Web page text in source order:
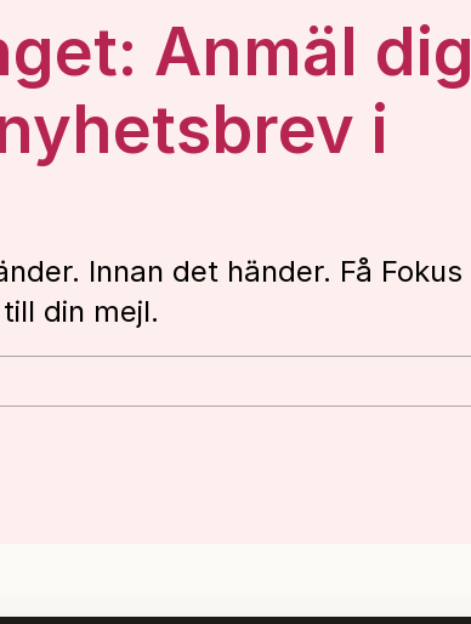
Anmäl dig
i
Innan det händer. Få Fokus
din mejl.